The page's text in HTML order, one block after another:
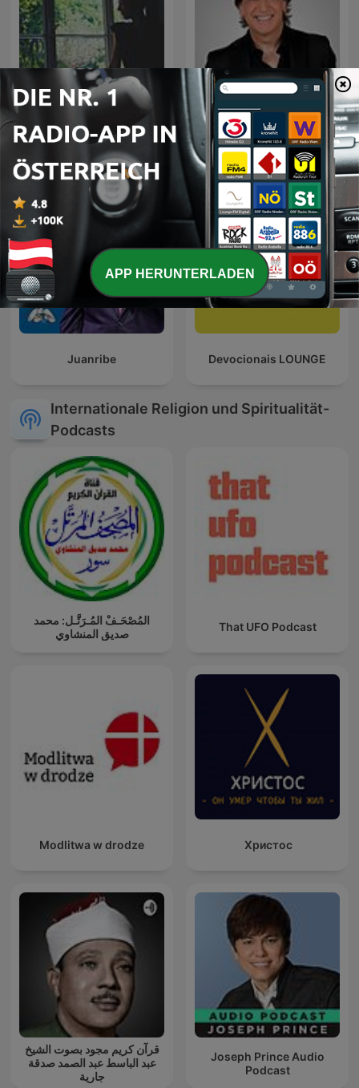
Verena König Podcast für
Dante Gebel Live
Juanribe Devocionais LOUNGE
Internationale Religion und Spiritualität-
Podcasts
المُصْحَـفْ المُـرَتَّـل: محمد
صديق المنشاوي
That UFO Podcast
Modlitwa w drodze Христос
قرآن كريم مجود بصوت الشيخ
عبد الباسط عبد الصمد صدقة
جارية
Joseph Prince Audio
Podcast
APP HERUNTERLADEN